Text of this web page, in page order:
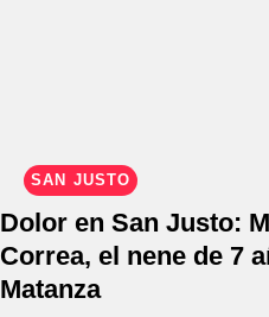
SAN JUSTO
Dolor en San Justo:
Correa, el nene de 7
Matanza